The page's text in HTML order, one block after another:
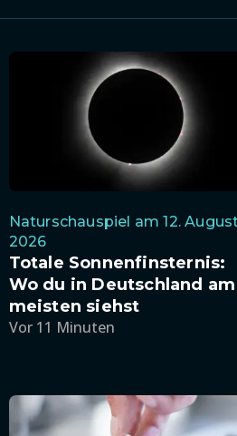
Naturschauspiel am 12.
2026
Totale Sonnenfinsternis:
Wo du in Deutschland am
meisten siehst
Vor 11 Minuten